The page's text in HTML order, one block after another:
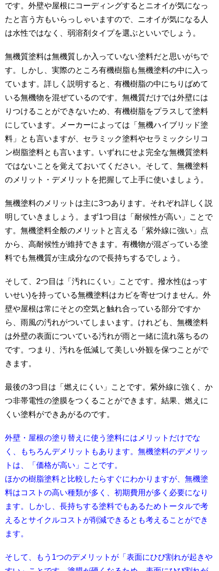
です。外壁や屋根にコーディングするとニオイが気になっ
たと言う方もいらっしゃいますので、ニオイが気になる人
は水性ではなく、弱溶剤タイプを選ぶといいでしょう。
無機質塗料は無機質しか入っていない塗料だと思いがちで
す。しかし、実際のところ有機樹脂も無機塗料の中に入っ
ています。詳しく説明すると、有機樹脂の中にちりばめて
いる無機物を混ぜているのです。無機質だけでは外壁には
りつけることができないため、有機樹脂をプラスして塗料
にしています。メーカーによっては「無機ハイブリッド塗
料」とも言いますが、セラミック塗料やセラミックシリコ
ン樹脂塗料とも言います。いずれにせよ完全な無機質塗料
ではないことを覚えておいてください。そして、無機塗料
のメリット・デメリットを把握して上手に使いましょう。
無機塗料のメリットは主に3つあります。それぞれ詳しく説
明していきましょう。まず1つ目は「耐候性が高い」ことで
す。無機塗料全般のメリットと言える「紫外線に強い」点
から、高耐候性が維持できます。有機物が混ざっている塗
料でも無機質が主成分なので長持ちするでしょう。
そして、2つ目は「汚れにくい」ことです。撥水性(はっす
いせい)を持っている無機塗料はカビを寄せつけません。外
壁や屋根は常にそとの空気と触れ合っている部分ですか
ら、雨風の汚れがついてしまいます。けれども、無機塗料
は外壁の表面についている汚れが雨と一緒に流れ落ちるの
です。つまり、汚れを低減して美しい外観を保つことがで
きます。
最後の3つ目は「燃えにくい」ことです。紫外線に強く、か
つ非帯電性の塗膜をつくることができます。結果、燃えに
くい塗料ができあがるのです。
外壁・屋根の塗り替えに使う塗料にはメリットだけでな
く、もちろんデメリットもあります。無機塗料のデメリッ
トは、「価格が高い」ことです。
ほかの樹脂塗料と比較したらすぐにわかりますが、無機塗
料はコストの高い種類が多く、初期費用が多く必要になり
ます。しかし、長持ちする塗料でもあるためトータルで考
えるとサイクルコストが削減できるとも考えることができ
ます。
そして、もう1つのデメリットが「表面にひび割れが起きや